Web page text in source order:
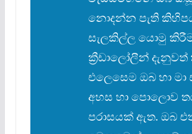
නොදන්න පැති
සැලකිල්ල යොමු
ක්රීඩාලෝලීන්
එලෙසෙම ඔබ හා
අහස හා පොලොව
පරාසයක් ඇත. ඔබ